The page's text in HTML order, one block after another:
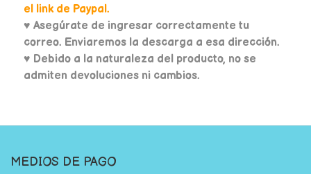
el link de Paypal.
♥ Asegúrate de ingresar correctamente tu
correo. Enviaremos la descarga a esa dirección.
♥ Debido a la naturaleza del producto, no se
admiten devoluciones ni cambios.
MEDIOS DE PAGO